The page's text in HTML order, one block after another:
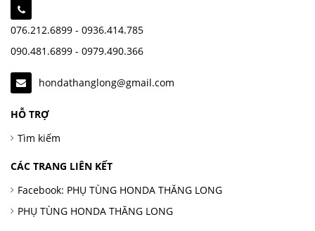
076.212.6899 - 0936.414.785
090.481.6899 - 0979.490.366
hondathanglong@gmail.com
HỖ TRỢ
Tìm kiếm
CÁC TRANG LIÊN KẾT
Facebook: PHỤ TÙNG HONDA THĂNG LONG
PHỤ TÙNG HONDA THĂNG LONG